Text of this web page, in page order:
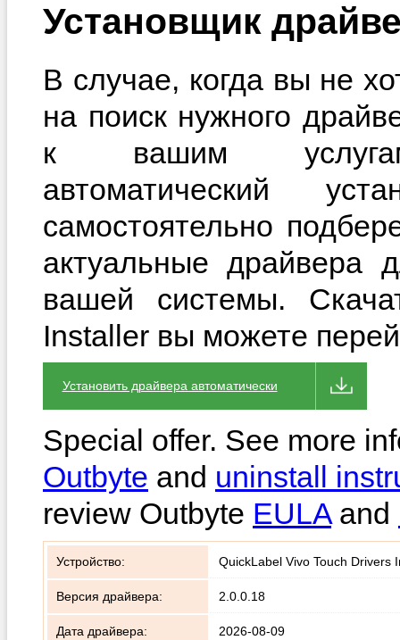
Установщик
В случае, когда вы не
на поиск нужного
к вашим
автоматический
самостоятельно
актуальные драйвера
вашей системы.
Installer вы можете
Установить драйвера автоматически
Special offer. See more
Outbyte and uninstall
review Outbyte EULAand
Устройство: QuickLabel Vivo Touch Drivers
Версия драйвера: 2.0.0.18
Дата драйвера: 2026-08-09